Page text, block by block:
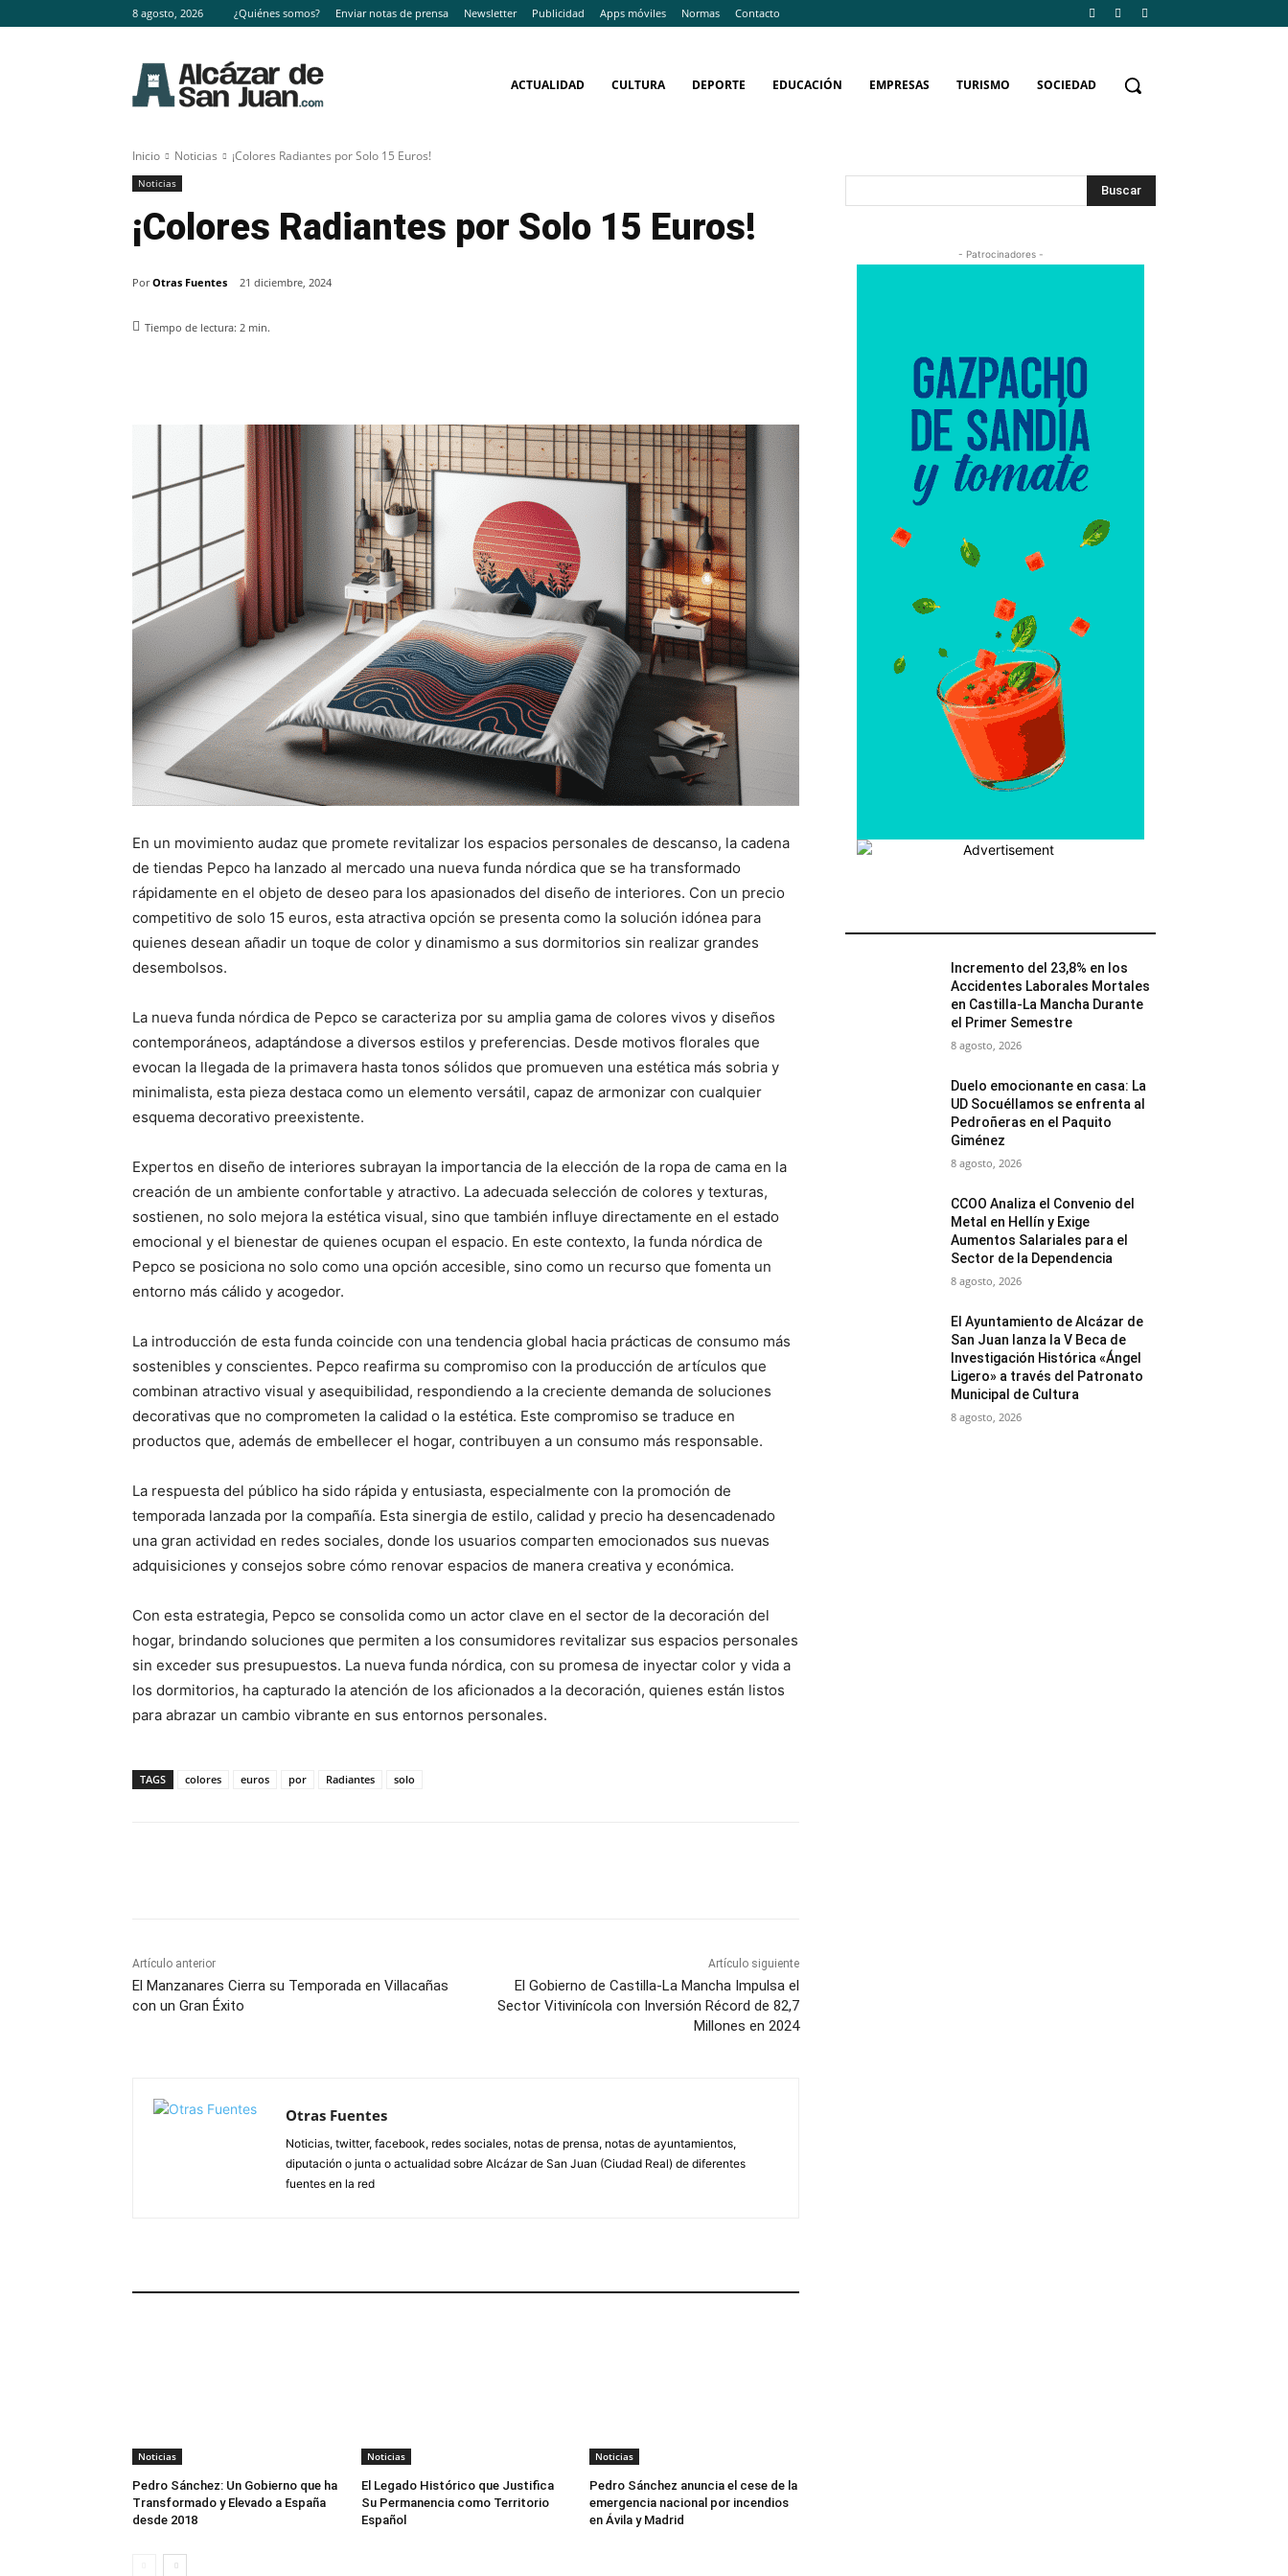
8 agosto, 2026 ¿Quiénes somos? Enviar notas de prensa Newsletter Publicidad Apps móviles Normas Contacto
ACTUALIDAD CULTURA DEPORTE EDUCACIÓN EMPRESAS TURISMO SOCIEDAD
Inicio Noticias ¡Colores Radiantes por Solo 15 Euros!
Noticias
¡Colores Radiantes por Solo 15 Euros!
Por Otras Fuentes 21 diciembre, 2024
Tiempo de lectura: 2 min.
En un movimiento audaz que promete revitalizar los espacios personales de descanso, la cadena
de tiendas Pepco ha lanzado al mercado una nueva funda nórdica que se ha transformado
rápidamente en el objeto de deseo para los apasionados del diseño de interiores. Con un precio
competitivo de solo 15 euros, esta atractiva opción se presenta como la solución idónea para
quienes desean añadir un toque de color y dinamismo a sus dormitorios sin realizar grandes
desembolsos.
La nueva funda nórdica de Pepco se caracteriza por su amplia gama de colores vivos y diseños
contemporáneos, adaptándose a diversos estilos y preferencias. Desde motivos florales que
evocan la llegada de la primavera hasta tonos sólidos que promueven una estética más sobria y
minimalista, esta pieza destaca como un elemento versátil, capaz de armonizar con cualquier
esquema decorativo preexistente.
Expertos en diseño de interiores subrayan la importancia de la elección de la ropa de cama en la
creación de un ambiente confortable y atractivo. La adecuada selección de colores y texturas,
sostienen, no solo mejora la estética visual, sino que también influye directamente en el estado
emocional y el bienestar de quienes ocupan el espacio. En este contexto, la funda nórdica de
Pepco se posiciona no solo como una opción accesible, sino como un recurso que fomenta un
entorno más cálido y acogedor.
La introducción de esta funda coincide con una tendencia global hacia prácticas de consumo más
sostenibles y conscientes. Pepco reafirma su compromiso con la producción de artículos que
combinan atractivo visual y asequibilidad, respondiendo a la creciente demanda de soluciones
decorativas que no comprometen la calidad o la estética. Este compromiso se traduce en
productos que, además de embellecer el hogar, contribuyen a un consumo más responsable.
La respuesta del público ha sido rápida y entusiasta, especialmente con la promoción de
temporada lanzada por la compañía. Esta sinergia de estilo, calidad y precio ha desencadenado
una gran actividad en redes sociales, donde los usuarios comparten emocionados sus nuevas
adquisiciones y consejos sobre cómo renovar espacios de manera creativa y económica.
Con esta estrategia, Pepco se consolida como un actor clave en el sector de la decoración del
hogar, brindando soluciones que permiten a los consumidores revitalizar sus espacios personales
sin exceder sus presupuestos. La nueva funda nórdica, con su promesa de inyectar color y vida a
los dormitorios, ha capturado la atención de los aficionados a la decoración, quienes están listos
para abrazar un cambio vibrante en sus entornos personales.
TAGS colores euros por Radiantes solo
Artículo anterior
El Manzanares Cierra su Temporada en Villacañas
con un Gran Éxito
Artículo siguiente
El Gobierno de Castilla-La Mancha Impulsa el
Sector Vitivinícola con Inversión Récord de 82,7
Millones en 2024
Otras Fuentes
Noticias, twitter, facebook, redes sociales, notas de prensa, notas de ayuntamientos,
diputación o junta o actualidad sobre Alcázar de San Juan (Ciudad Real) de diferentes
fuentes en la red
Noticias
Pedro Sánchez: Un Gobierno que ha
Transformado y Elevado a España
desde 2018
Noticias
El Legado Histórico que Justifica
Su Permanencia como Territorio
Español
Noticias
Pedro Sánchez anuncia el cese de la
emergencia nacional por incendios
en Ávila y Madrid
Buscar
- Patrocinadores -
Incremento del 23,8% en los
Accidentes Laborales Mortales
en Castilla-La Mancha Durante
el Primer Semestre
8 agosto, 2026
Duelo emocionante en casa: La
UD Socuéllamos se enfrenta al
Pedroñeras en el Paquito
Giménez
8 agosto, 2026
CCOO Analiza el Convenio del
Metal en Hellín y Exige
Aumentos Salariales para el
Sector de la Dependencia
8 agosto, 2026
El Ayuntamiento de Alcázar de
San Juan lanza la V Beca de
Investigación Histórica «Ángel
Ligero» a través del Patronato
Municipal de Cultura
8 agosto, 2026